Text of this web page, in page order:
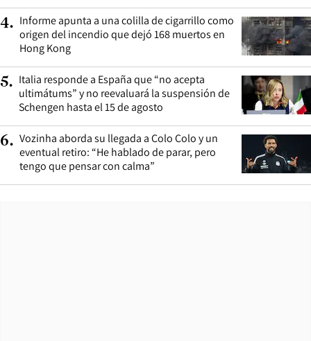
4. Informe apunta a una colilla de cigarrillo como
origen del incendio que dejó 168 muertos en
Hong Kong
5. Italia responde a España que “no acepta
ultimátums” y no reevaluará la suspensión de
Schengen hasta el 15 de agosto
6. Vozinha aborda su llegada a Colo Colo y un
eventual retiro: “He hablado de parar, pero
tengo que pensar con calma”